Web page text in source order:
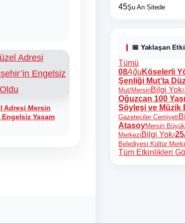
Adresi Mersin
Yaşam
45Şu An Sitede
📅 Yaklaşan
Tümü
08AğuKöselerli
Şenliği Mut’ta
Mut/MersinBilgi Yok›
Oğuzcan 100
Söyleşi ve Müzik
Gazeteciler Cemiyeti
AtasoyMersin
Merkezi Bilgi Yok›25
Belediyesi Kültür
Tüm Etkinlikleri